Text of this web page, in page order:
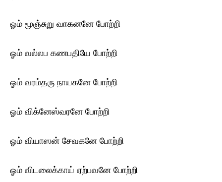
ஓம் மூஞ்சுறு வாகனனே போற்றி
ஓம் வல்லப கணபதியே போற்றி
ஓம் வரம்தரு நாயகனே போற்றி
ஓம் விக்னேஸ்வரனே போற்றி
ஓம் வியாஸன் சேவகனே போற்றி
ஓம் விடலைக்காய் ஏற்பவனே போற்றி